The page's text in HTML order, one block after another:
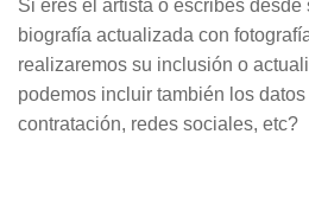
Si eres el artista o escribes
biografía actualizada con
realizaremos su inclusión o
podemos incluir también los
contratación, redes sociales, etc?